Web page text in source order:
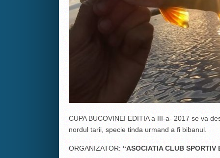
CUPA BUCOVINEI EDITIA a III-a- 2017 se va
nordul tarii, specie tinda urmand a fi bibanul.
ORGANIZATOR: “ASOCIATIA CLUB SPORTIV